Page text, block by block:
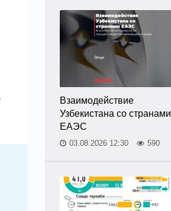
Взаимодействие
Узбекистана со странами
ЕАЭС
03.08.2026 12:30 590